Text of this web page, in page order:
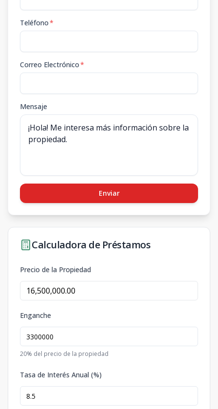
Teléfono*
Correo Electrónico*
Mensaje
Enviar
Calculadora de Préstamos
Precio de la Propiedad
Enganche
20% del precio de la propiedad
Tasa de Interés Anual (%)